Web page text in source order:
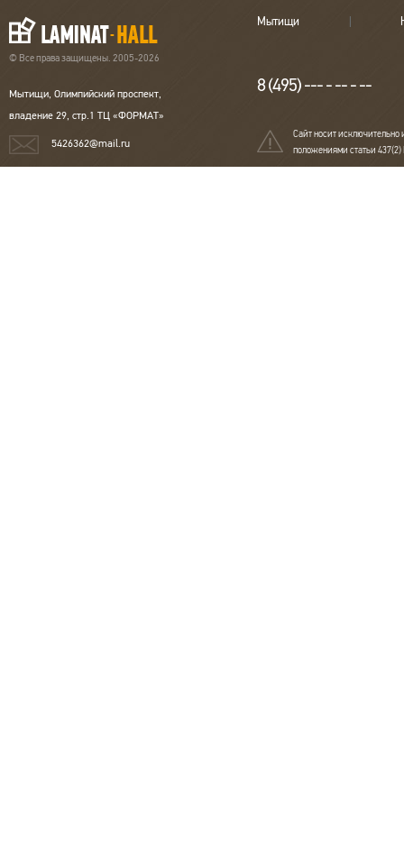
© Все права защищены. 2005-2026
Мытищи, Олимпийский проспект,
владение 29, стр.1 ТЦ «ФОРМАТ»
5426362@mail.ru
Мытищи
8 (495) --- - -- - --
Сайт носит исключительно
положениями статьи